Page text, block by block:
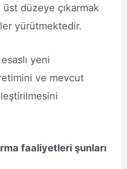
düzeye çıkarmak
yürütmektedir.
yeni
ve mevcut
faaliyetleri şunları